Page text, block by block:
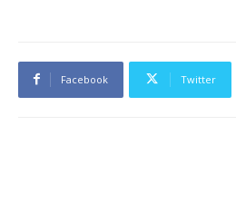
Facebook Twitter